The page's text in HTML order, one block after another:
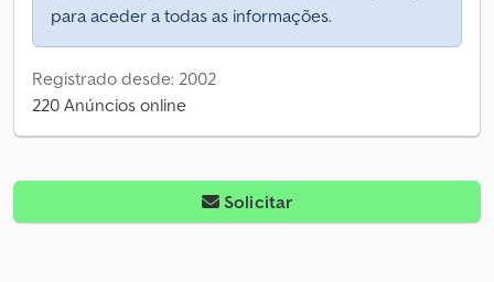
para aceder a todas as informações.
Registrado desde: 2002
220 Anúncios online
Solicitar